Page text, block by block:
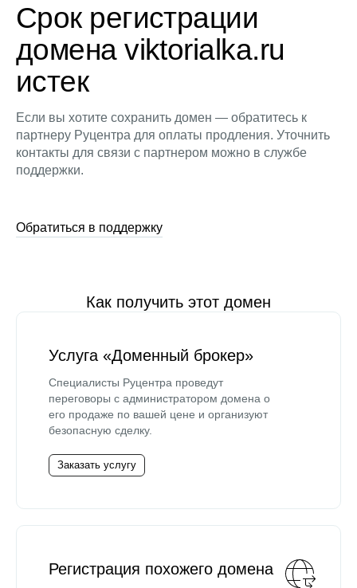
Срок регистрации
домена viktorialka.ru
истек
Если вы хотите сохранить домен — обратитесь к
партнеру Руцентра для оплаты продления. Уточнить
контакты для связи с партнером можно в службе
поддержки.
Обратиться в поддержку
Как получить этот домен
Услуга «Доменный брокер»
Специалисты Руцентра проведут
переговоры с администратором домена о
его продаже по вашей цене и организуют
безопасную сделку.
Заказать услугу
Регистрация похожего домена